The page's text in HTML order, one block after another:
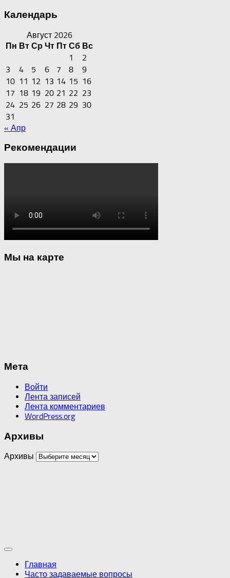
Календарь
Август 2026
Пн Вт Ср Чт Пт Сб Вс
1
2
3
4 5 6 7 8
9
10 11 12 13 14 15 16
17 18 19 20 21 22 23
24 25 26 27 28 29 30
31
« Апр
Рекомендации
Мы на карте
Мета
Войти
Лента записей
Лента комментариев
WordPress.org
Архивы
Архивы
Главная
Часто задаваемые вопросы